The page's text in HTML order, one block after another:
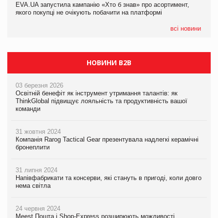
EVA.UA запустила кампанію «Хто б знав» про асортимент,
якого покупці не очікують побачити на платформі
всі новини
05.08.2026
Мережа супермаркетів VARUS купує мережу магазинів
НОВИНИ B2B
03 березня 2026
Освітній бенефіт як інструмент утримання талантів: як
ThinkGlobal підвищує лояльність та продуктивність вашої
команди
31 жовтня 2024
Компанія Rarog Tactical Gear презентувала надлегкі керамічні
бронеплити
31 липня 2024
Напівфабрикати та консерви, які стануть в пригоді, коли довго
нема світла
24 червня 2024
Meest Пошта і Shop-Express розширюють можливості